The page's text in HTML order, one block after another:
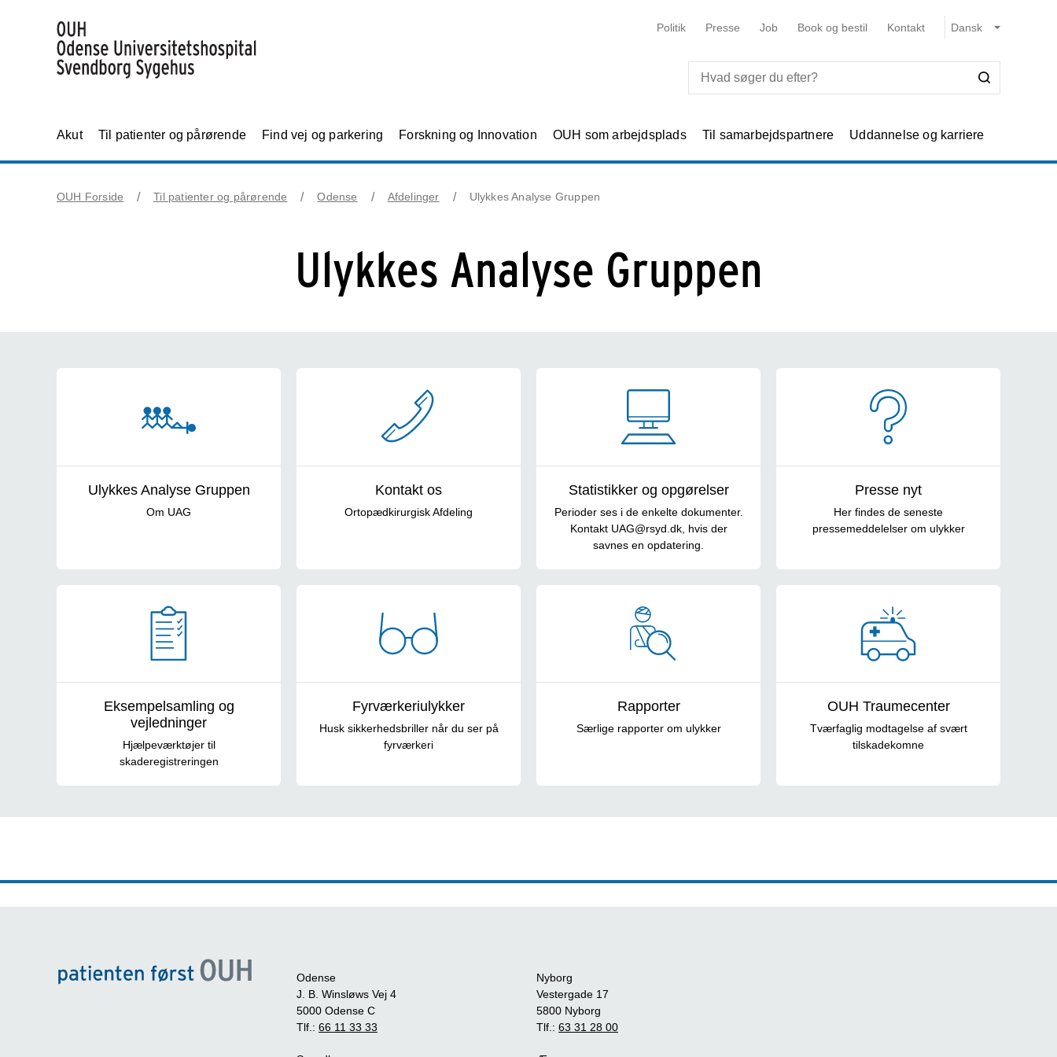
Politik Presse Job Book og bestil Kontakt
Akut Til patienter og pårørende Find vej og parkering Forskning og Innovation OUH som arbejdsplads Til samarbejdspartnere Uddannelse og karriere
OUH Forside Til patienter og pårørende Odense Afdelinger Ulykkes Analyse Gruppen
Ulykkes Analyse Gruppen
Ulykkes Analyse Gruppen
Om UAG
Kontakt os
Ortopædkirurgisk Afdeling
Statistikker og opgørelser
Perioder ses i de enkelte dokumenter.
Kontakt UAG@rsyd.dk, hvis der
savnes en opdatering.
Presse nyt
Her findes de seneste
pressemeddelelser om ulykker
Eksempelsamling og
vejledninger
Hjælpeværktøjer til
skaderegistreringen
Fyrværkeriulykker
Husk sikkerhedsbriller når du ser på
fyrværkeri
Rapporter
Særlige rapporter om ulykker
OUH Traumecenter
Tværfaglig modtagelse af svært
tilskadekomne
Odense
J. B. Winsløws Vej 4
5000 Odense C
Tlf.: 66 11 33 33
Nyborg
Vestergade 17
5800 Nyborg
Tlf.: 63 31 28 00